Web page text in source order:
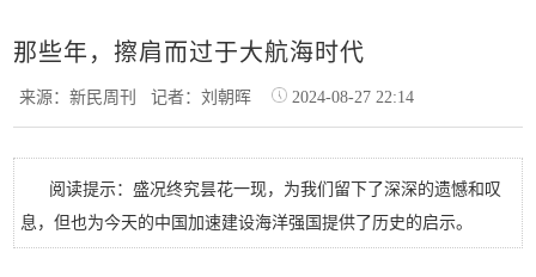
那些年，擦肩而过于大航海时代
来源：新民周刊记者：刘朝晖 2024-08-27 22:14
阅读提示：盛况终究昙花一现，为我们留下了深深的遗憾和叹
息，但也为今天的中国加速建设海洋强国提供了历史的启示。